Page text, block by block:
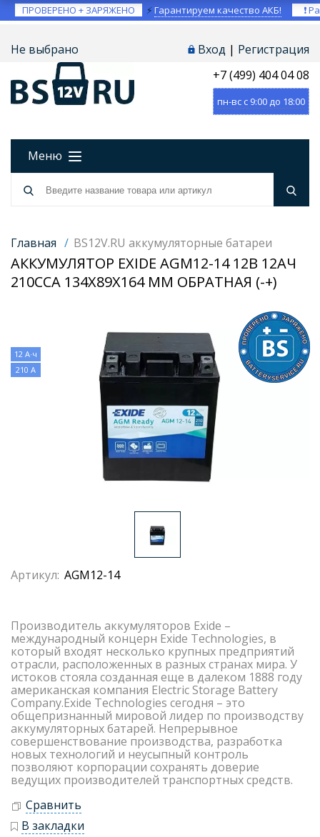
ПРОВЕРЕНО + ЗАРЯЖЕНО ⚡Гарантируем качество АКБ! ❗
Не выбрано Вход | Регистрация
+7 (499) 404 04 08
пн-вс с 9:00 до 18:00
Меню
Главная / BS12V.RU аккумуляторные батареи
АККУМУЛЯТОР EXIDE AGM12-14 12В 12АЧ
210CCA 134X89X164 ММ ОБРАТНАЯ (-+)
12 А·ч
210 А
Артикул: AGM12-14
Производитель аккумуляторов Exide –
международный концерн Exide Technologies, в
который входят несколько крупных предприятий
отрасли, расположенных в разных странах мира. У
истоков стояла созданная еще в далеком 1888 году
американская компания Electric Storage Battery
Company.Exide Technologies сегодня – это
общепризнанный мировой лидер по производству
аккумуляторных батарей. Непрерывное
совершенствование производства, разработка
новых технологий и неусыпный контроль
позволяют корпорации сохранять доверие
ведущих производителей транспортных средств.
Сравнить
В закладки